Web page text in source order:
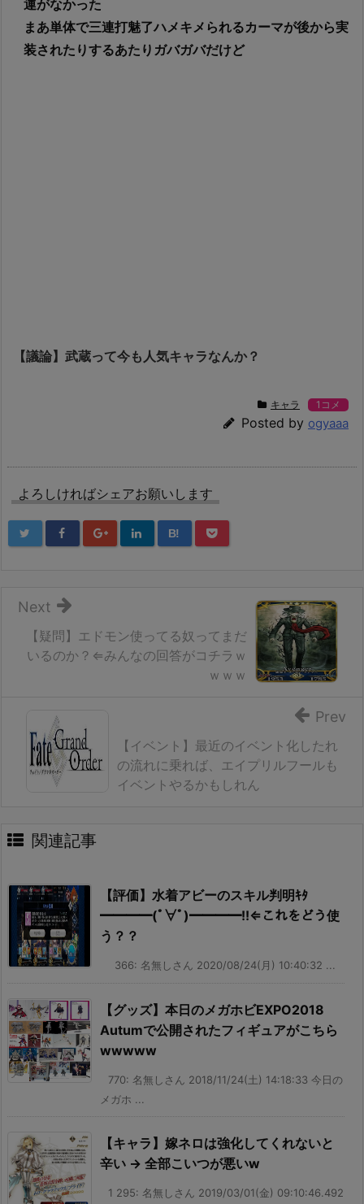
運がなかった
まあ単体で三連打魅了ハメキメられるカーマが後から実
装されたりするあたりガバガバだけど
【議論】武蔵って今も人気キャラなんか？
キャラ 1コメ
Posted by ogyaaa
よろしければシェアお願いします
B!
【疑問】エドモン使ってる奴ってまだ
いるのか？⇐みんなの回答がコチラｗ
ｗｗｗ
Next
【イベント】最近のイベント化したれ
の流れに乗れば、エイプリルフールも
イベントやるかもしれん
Prev
関連記事
【評価】水着アビーのスキル判明ｷﾀ
━━━━(ﾟ∀ﾟ)━━━━!!⇐これをどう使
う？？
366: 名無しさん 2020/08/24(月) 10:40:32 ...
【グッズ】本日のメガホビEXPO2018
Autumで公開されたフィギュアがこちら
wwwww
770: 名無しさん 2018/11/24(土) 14:18:33 今日の
メガホ ...
【キャラ】嫁ネロは強化してくれないと
辛い → 全部こいつが悪いw
1 295: 名無しさん 2019/03/01(金) 09:10:46.492